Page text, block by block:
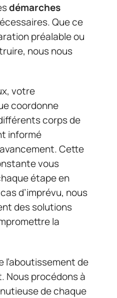
démarches
Que ce
préalable ou
nous nous
votre
coordonne
corps de
informé
Cette
vous
étape en
d’imprévu, nous
des solutions
la
l’aboutissement de
Nous procédons à
de chaque